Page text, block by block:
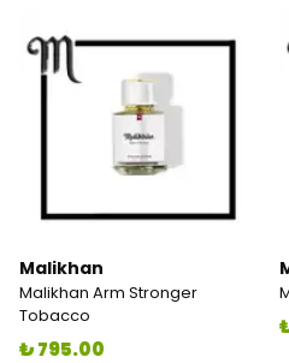
Malikhan
Malikhan Arm Stronger
Tobacco
₺ 795.00